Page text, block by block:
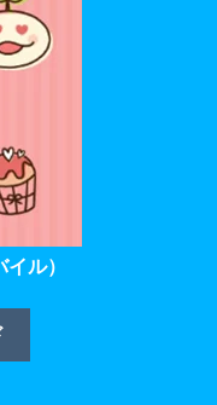
ル）